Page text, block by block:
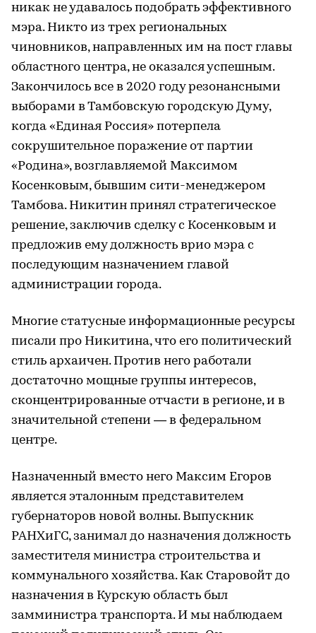
никак не удавалось подобрать эффективного
мэра. Никто из трех региональных
чиновников, направленных им на пост главы
областного центра, не оказался успешным.
Закончилось все в 2020 году резонансными
выборами в Тамбовскую городскую Думу,
когда «Единая Россия» потерпела
сокрушительное поражение от партии
«Родина», возглавляемой Максимом
Косенковым, бывшим сити-менеджером
Тамбова. Никитин принял стратегическое
решение, заключив сделку с Косенковым и
предложив ему должность врио мэра с
последующим назначением главой
администрации города.
Многие статусные информационные ресурсы
писали про Никитина, что его политический
стиль архаичен. Против него работали
достаточно мощные группы интересов,
сконцентрированные отчасти в регионе, и в
значительной степени — в федеральном
центре.
Назначенный вместо него Максим Егоров
является эталонным представителем
губернаторов новой волны. Выпускник
РАНХиГС, занимал до назначения должность
заместителя министра строительства и
коммунального хозяйства. Как Старовойт до
назначения в Курскую область был
замминистра транспорта. И мы наблюдаем